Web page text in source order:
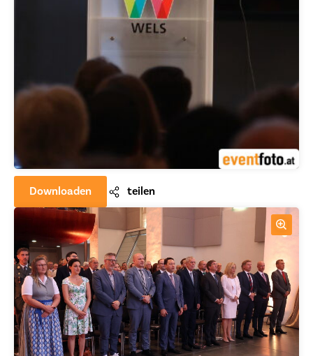
Downloaden teilen